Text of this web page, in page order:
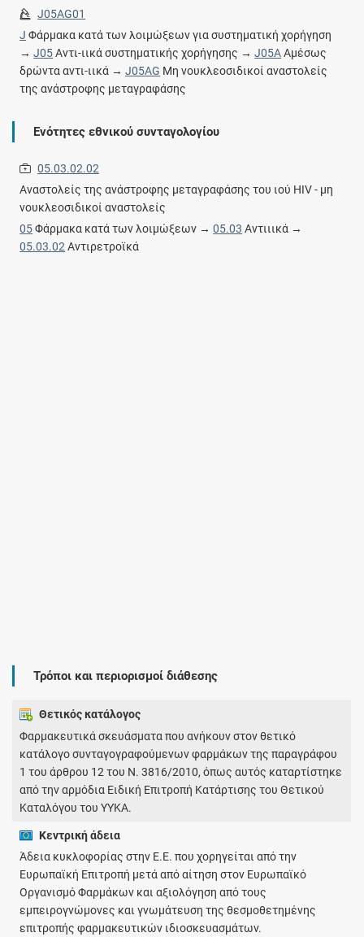
J05AG01
J Φάρμακα κατά των λοιμώξεων για συστηματική χορήγηση
→J05Αντι-ιικά συστηματικής χορήγησης →J05AΑμέσως
δρώντα αντι-ιικά →J05AG Μη νουκλεοσιδικοί αναστολείς
της ανάστροφης μεταγραφάσης
Ενότητες εθνικού συνταγολογίου
05.03.02.02
Αναστολείς της ανάστροφης μεταγραφάσης του ιού HIV - μη
νουκλεοσιδικοί αναστολείς
05Φάρμακα κατά των λοιμώξεων →05.03 Αντιιικά →
05.03.02Αντιρετροϊκά
Τρόποι και περιορισμοί διάθεσης
Θετικός κατάλογος
Φαρμακευτικά σκευάσματα που ανήκουν στον θετικό
κατάλογο συνταγογραφούμενων φαρμάκων της παραγράφου
1 του άρθρου 12 του Ν. 3816/2010, όπως αυτός καταρτίστηκε
από την αρμόδια Ειδική Επιτροπή Κατάρτισης του Θετικού
Καταλόγου του ΥΥΚΑ.
Κεντρική άδεια
Άδεια κυκλοφορίας στην Ε.Ε. που χορηγείται από την
Ευρωπαϊκή Επιτροπή μετά από αίτηση στον Ευρωπαϊκό
Οργανισμό Φαρμάκων και αξιολόγηση από τους
εμπειρογνώμονες και γνωμάτευση της θεσμοθετημένης
επιτροπής φαρμακευτικών ιδιοσκευασμάτων.